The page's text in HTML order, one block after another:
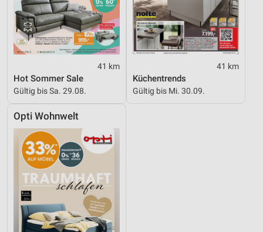
41 km
Hot Sommer Sale
Gültig bis Sa. 29.08.
41 km
Küchentrends
Gültig bis Mi. 30.09.
Opti Wohnwelt